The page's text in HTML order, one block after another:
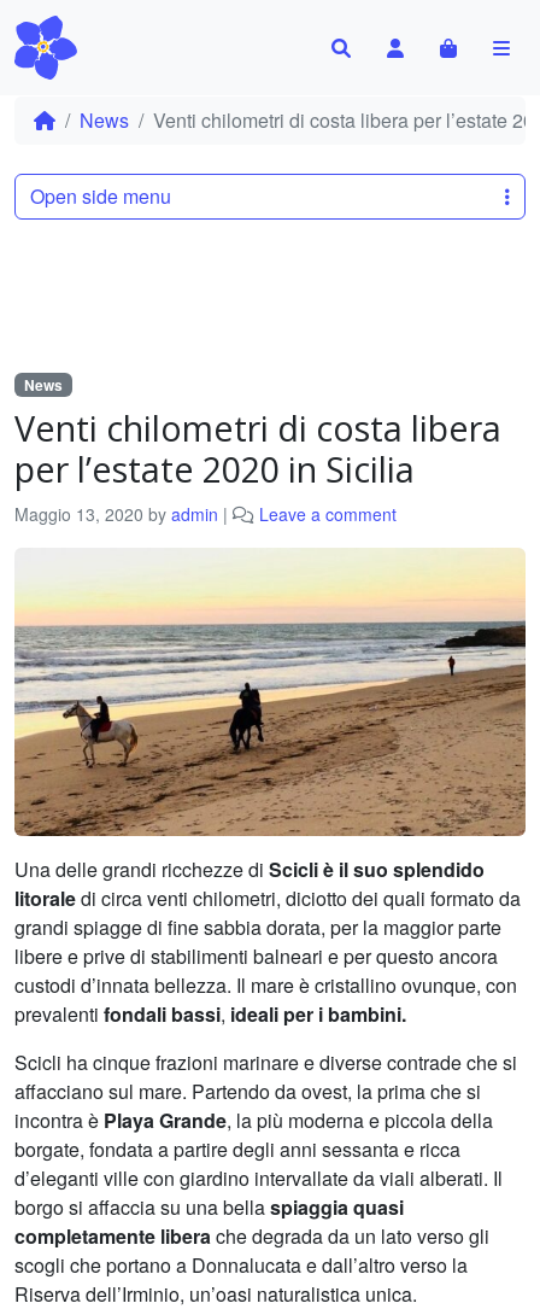
Search AccountCart
News Venti chilometri di costa libera per l’estate
News
Venti chilometri di costa libera
per l’estate 2020 in Sicilia
Maggio 13, 2020 by admin | Leave a comment
Una delle grandi ricchezze di Scicli è il suo splendido
litoraledi circa venti chilometri, diciotto dei quali formato da
grandi spiagge di fine sabbia dorata, per la maggior parte
libere e prive di stabilimenti balneari e per questo ancora
custodi d’innata bellezza. Il mare è cristallino ovunque, con
prevalenti fondali bassi, ideali per i bambini.
Scicli ha cinque frazioni marinare e diverse contrade che si
affacciano sul mare. Partendo da ovest, la prima che si
incontra è Playa Grande, la più moderna e piccola della
borgate, fondata a partire degli anni sessanta e ricca
d’eleganti ville con giardino intervallate da viali alberati. Il
borgo si affaccia su una bellaspiaggia quasi
completamente liberache degrada da un lato verso gli
scogli che portano a Donnalucata e dall’altro verso la
Riserva dell’Irminio, un’oasi naturalistica unica.
Open side menu